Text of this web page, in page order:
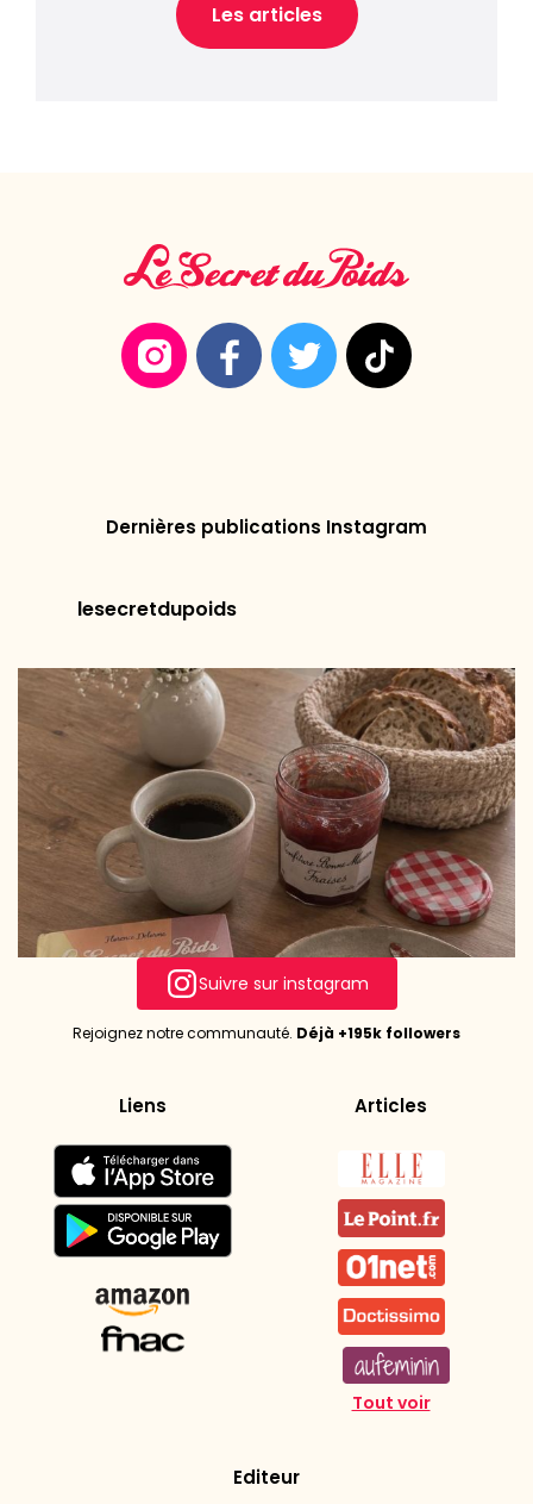
Date de fin du partenariat
Informations complémentaires :
Adresse postale
État / Province
ZIP / Code postal
Pays
Les articles
Dernières publications Instagram
lesecretdupoids
Suivre sur instagram
Rejoignez notre communauté. Déjà +195k followers
Liens Articles
Tout voir
Editeur